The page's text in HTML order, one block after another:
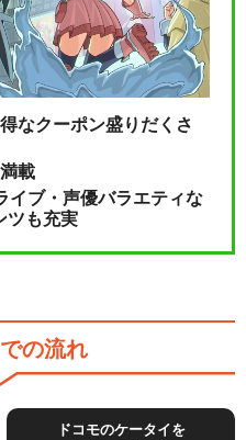
なクーポン盛りだくさ
載
イブ・声優バラエティな
ツも充実
の流れ
ドコモのケータイを